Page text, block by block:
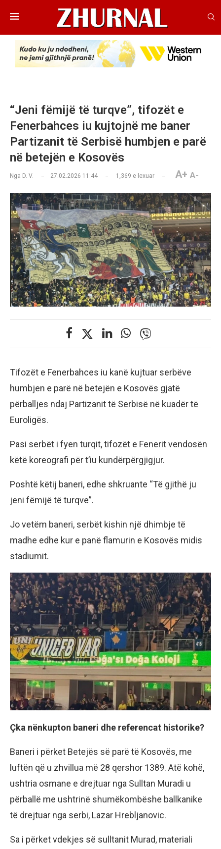
“Jeni fëmijë të turqve”, tifozët e
Fenerbahces iu kujtojnë me baner
Partizanit të Serbisë humbjen e parë
në betejën e Kosovës
Nga D. V. 27.02.2026 11:44 1,369 e lexuar A+ A-
Tifozët e Fenerbahces iu kanë kujtuar serbëve
humbjen e parë në betejën e Kosovës gjatë
përballjes ndaj Partizanit të Serbisë në kuadër të
Euroligës.
Pasi serbët i fyen turqit, tifozët e Fenerit vendosën
këtë koreografi për t’iu kundërpërgjigjur.
Poshtë këtij baneri, edhe shkruante “Të gjithë ju
jeni fëmijë të turqve”.
Jo vetëm baneri, serbët kishin një dhimbje të
madhe edhe kur e panë flamurin e Kosovës midis
stadiumit.
Çka nënkupton baneri dhe referencat historike?
Baneri i përket Betejës së parë të Kosovës, me
luftën që u zhvillua më 28 qershor 1389. Atë kohë,
ushtria osmane e drejtuar nga Sulltan Muradi u
përballë me ushtrinë shumëkombëshe ballkanike
të drejtuar nga serbi, Lazar Hrebljanovic.
Sa i përket vdekjes së sulltanit Murad, materiali